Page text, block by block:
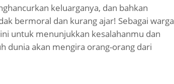
keluarganya, dan bahkan
bermoral dan kurang ajar! Sebagai warga
untuk menunjukkan kesalahanmu dan
dunia akan mengira orang-orang dari